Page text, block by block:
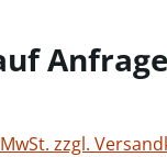
Anfrage
zzgl.